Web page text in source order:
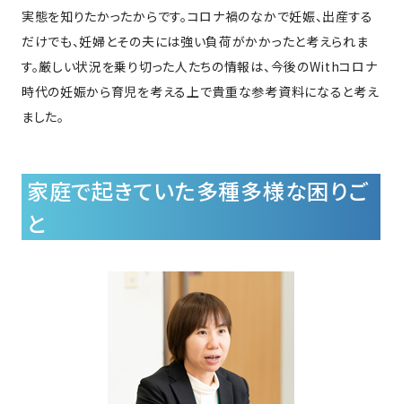
実態を知りたかったからです。コロナ禍のなかで妊娠、出産する
だけでも、妊婦とその夫には強い負荷がかかったと考えられま
す。厳しい状況を乗り切った人たちの情報は、今後のWithコロナ
時代の妊娠から育児を考える上で貴重な参考資料になると考え
ました。
家庭で起きていた多種多様な困りご
と